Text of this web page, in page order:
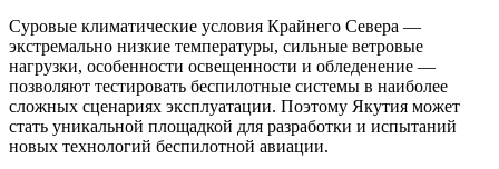
Суровые климатические условия Крайнего Севера —
экстремально низкие температуры, сильные ветровые
нагрузки, особенности освещенности и обледенение —
позволяют тестировать беспилотные системы в наиболее
сложных сценариях эксплуатации. Поэтому Якутия может
стать уникальной площадкой для разработки и испытаний
новых технологий беспилотной авиации.